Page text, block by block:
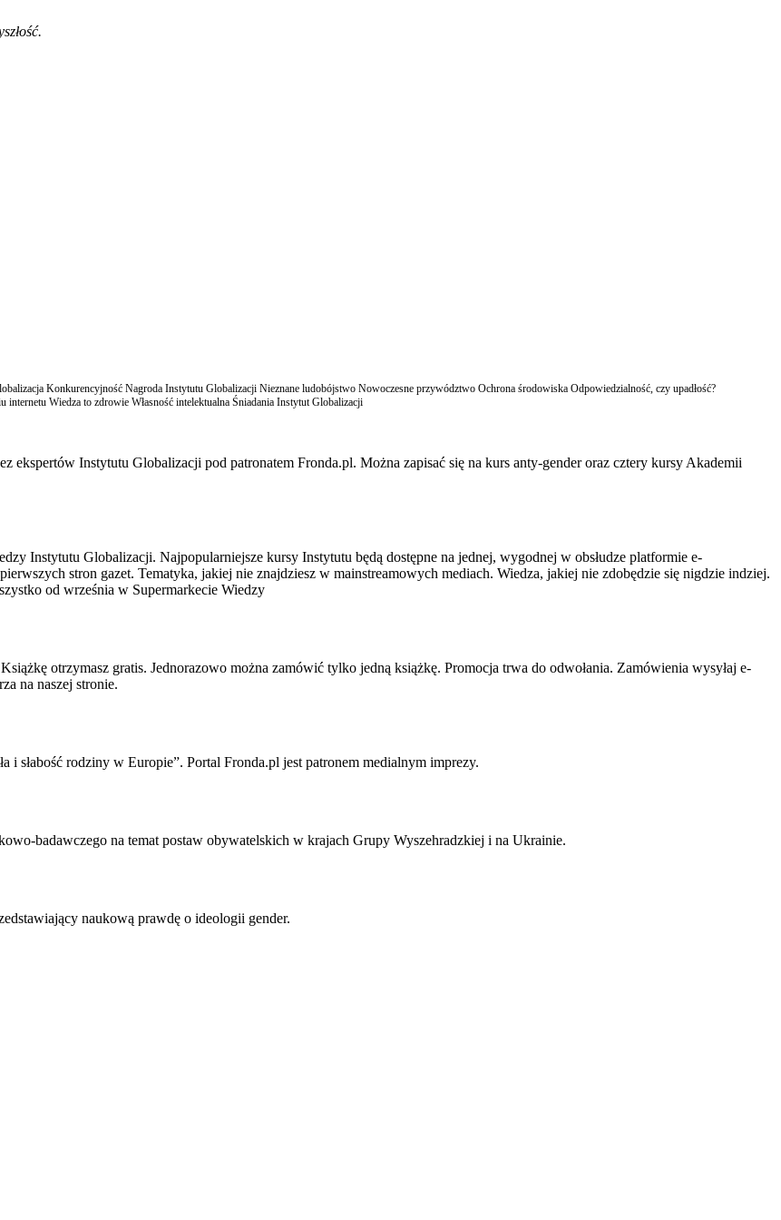
Konkurencyjność Nagroda Instytutu Globalizacji Nieznane ludobójstwo Nowoczesne przywództwo Ochrona środowiska Odpowiedzialność, czy upadłość?
Wiedza to zdrowie Własność intelektualna Śniadania Instytut Globalizacji
ekspertów Instytutu Globalizacji pod patronatem Fronda.pl. Można zapisać się na kurs anty-gender oraz cztery kursy Akademii
Instytutu Globalizacji. Najpopularniejsze kursy Instytutu będą dostępne na jednej, wygodnej w obsłudze platformie e-
stron gazet. Tematyka, jakiej nie znajdziesz w mainstreamowych mediach. Wiedza, jakiej nie zdobędzie się nigdzie indziej.
od września w Supermarkecie Wiedzy
otrzymasz gratis. Jednorazowo można zamówić tylko jedną książkę. Promocja trwa do odwołania. Zamówienia wysyłaj e-
na naszej stronie.
i słabość rodziny w Europie”. Portal Fronda.pl jest patronem medialnym imprezy.
badawczego na temat postaw obywatelskich w krajach Grupy Wyszehradzkiej i na Ukrainie.
naukową prawdę o ideologii gender.